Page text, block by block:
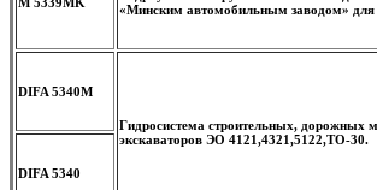
«Минским автомобильным заводом»
DIFA 5340M
Гидросистема строительных, дорожных
экскаваторов ЭО 4121,4321,5122,ТО-30.
DIFA 5340